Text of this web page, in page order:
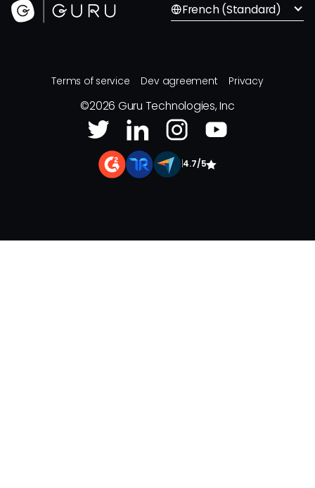
French (Standard)
Terms of service Dev agreement Privacy
©2026 Guru Technologies, Inc
4.7/5